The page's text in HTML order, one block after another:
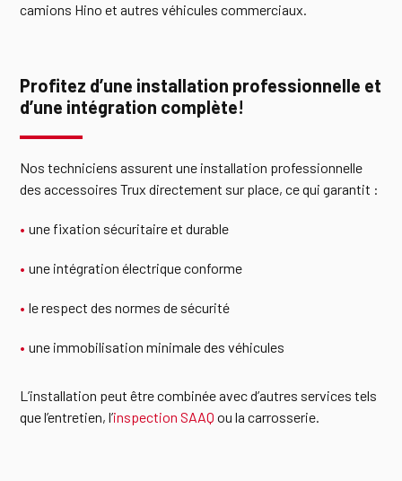
camions Hino et autres véhicules commerciaux.
Profitez d’une installation professionnelle et
d’une intégration complète!
Nos techniciens assurent une installation professionnelle
des accessoires Trux directement sur place, ce qui garantit :
une fixation sécuritaire et durable
une intégration électrique conforme
le respect des normes de sécurité
une immobilisation minimale des véhicules
L’installation peut être combinée avec d’autres services tels
que l’entretien, l’inspection SAAQ ou la carrosserie.